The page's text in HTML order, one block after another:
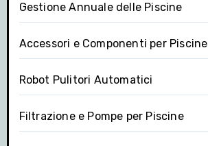
Gestione Annuale delle Piscine
Accessori e Componenti per Piscine
Robot Pulitori Automatici
Filtrazione e Pompe per Piscine